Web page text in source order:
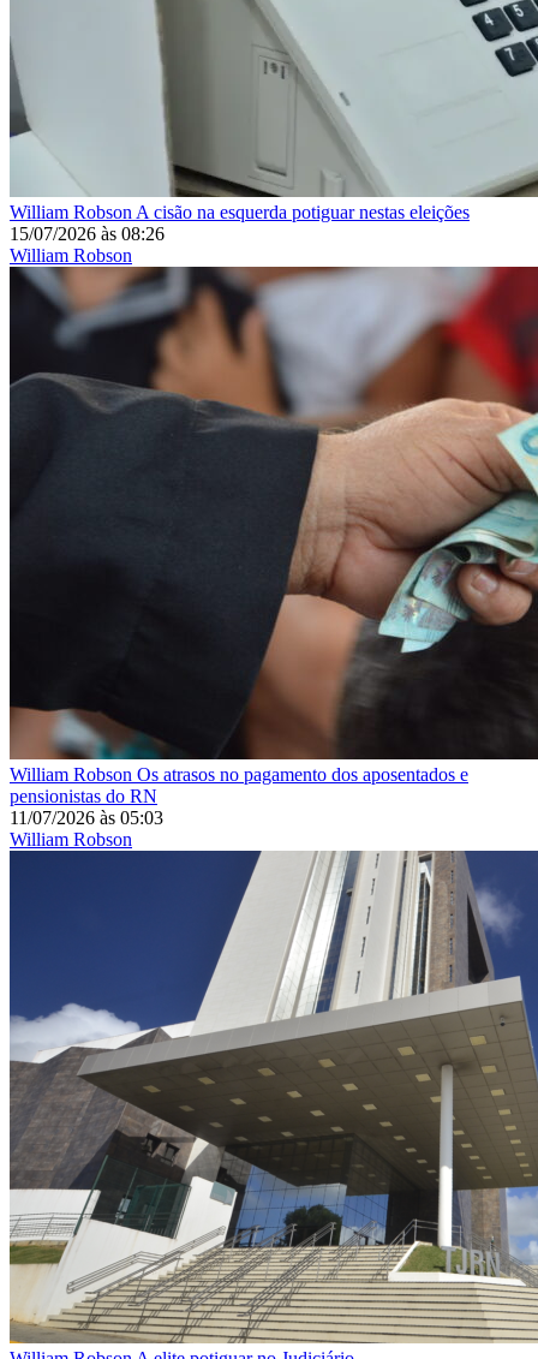
William Robson A cisão na esquerda potiguar nestas eleições
15/07/2026 às 08:26
William Robson
William Robson Os atrasos no pagamento dos aposentados e
pensionistas do RN
11/07/2026 às 05:03
William Robson